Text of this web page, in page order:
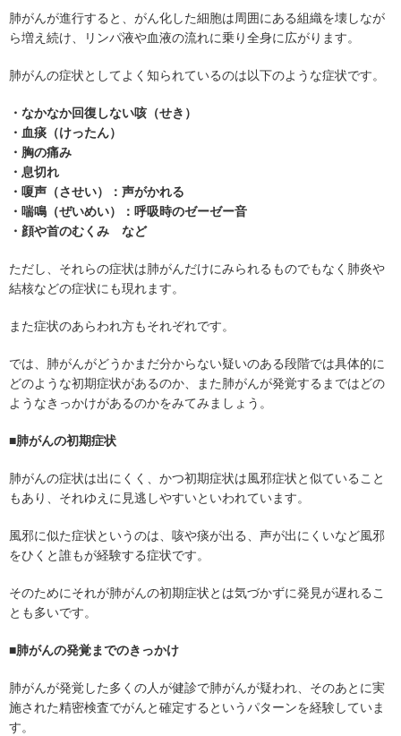
肺がんが進行すると、がん化した細胞は周囲にある組織を壊しなが
ら増え続け、リンパ液や血液の流れに乗り全身に広がります。
肺がんの症状としてよく知られているのは以下のような症状です。
・なかなか回復しない咳（せき）
・血痰（けったん）
・胸の痛み
・息切れ
・嗄声（させい）：声がかれる
・喘鳴（ぜいめい）：呼吸時のゼーゼー音
・顔や首のむくみ など
ただし、それらの症状は肺がんだけにみられるものでもなく肺炎や
結核などの症状にも現れます。
また症状のあらわれ方もそれぞれです。
では、肺がんがどうかまだ分からない疑いのある段階では具体的に
どのような初期症状があるのか、また肺がんが発覚するまではどの
ようなきっかけがあるのかをみてみましょう。
■肺がんの初期症状
肺がんの症状は出にくく、かつ初期症状は風邪症状と似ていること
もあり、それゆえに見逃しやすいといわれています。
風邪に似た症状というのは、咳や痰が出る、声が出にくいなど風邪
をひくと誰もが経験する症状です。
そのためにそれが肺がんの初期症状とは気づかずに発見が遅れるこ
とも多いです。
■肺がんの発覚までのきっかけ
肺がんが発覚した多くの人が健診で肺がんが疑われ、そのあとに実
施された精密検査でがんと確定するというパターンを経験していま
す。